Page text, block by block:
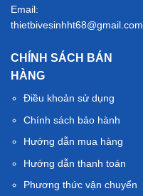
Email:
thietbivesinhht68@gmail.com
CHÍNH SÁCH BÁN
HÀNG
Điều khoản sử dụng
Chính sách bảo hành
Hướng dẫn mua hàng
Hướng dẫn thanh toán
Phương thức vận chuyển